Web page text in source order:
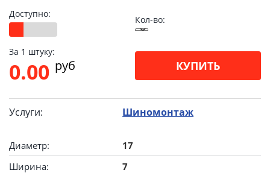
Доступно:
Кол-во:
За 1 штуку:
0.00 pуб КУПИТЬ
Услуги: Шиномонтаж
Диаметр:
17
Ширина:
7